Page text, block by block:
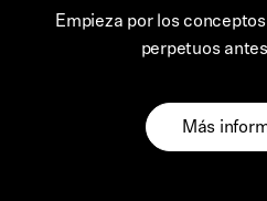
Empieza por los
perpetuos
Más